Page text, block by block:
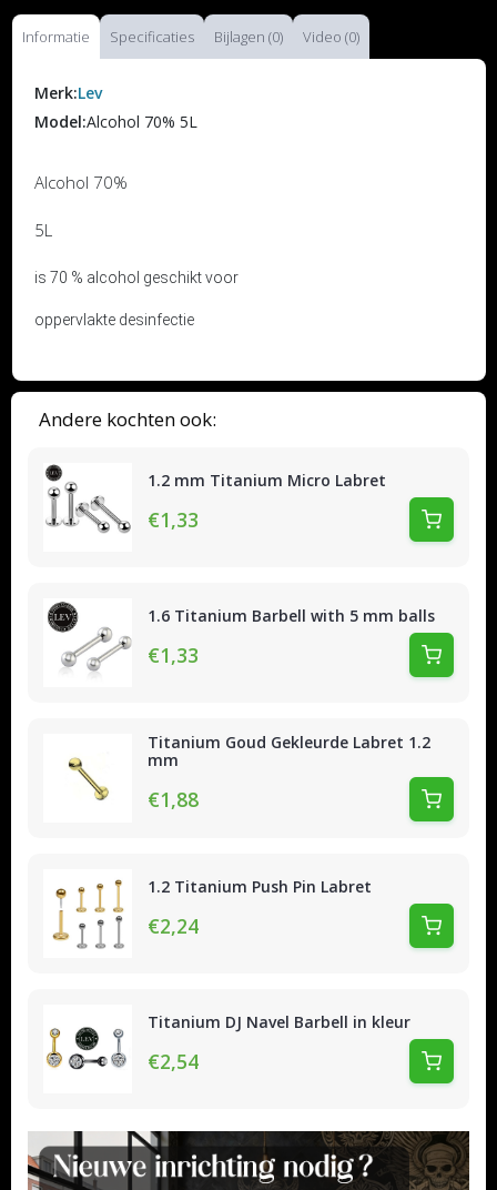
Andere kochten ook:
1.2 mm Titanium Micro Labret
€1,33
1.6 Titanium Barbell with 5 mm balls
€1,33
Titanium Goud Gekleurde Labret 1.2
mm
€1,88
1.2 Titanium Push Pin Labret
€2,24
Titanium DJ Navel Barbell in kleur
€2,54
Informatie Specificaties Bijlagen (0) Video (0)
Merk:Lev
Model:Alcohol 70% 5L
Alcohol 70%
5L
is 70 % alcohol geschikt voor
oppervlakte desinfectie